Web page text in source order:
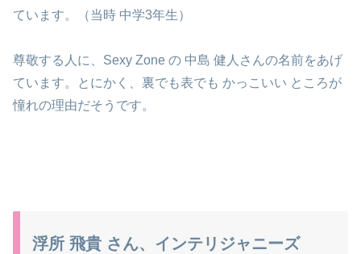
ています。（当時 中学3年生）
尊敬する人に、Sexy Zone の 中島 健人さんの名前をあげ
ています。とにかく、裏でも表でも かっこいい ところが
憧れの理由だそうです。
浮所 飛貴 さん、インテリジャニーズ